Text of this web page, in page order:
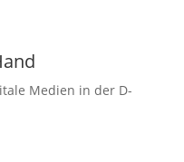
Medien in der D-